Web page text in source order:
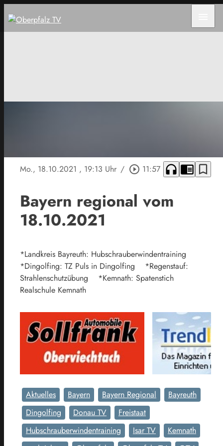
Mo., 18.10.2021 , 19:13 Uhr / play_circle_outline 11:57 headphones chrome_reader_mode bookmark_border
Bayern regional vom
18.10.2021
*Landkreis Bayreuth: Hubschrauberwindentraining
*Dingolfing: TZ Puls in Dingolfing *Regenstauf:
Strahlenschutzübung *Kemnath: Spatenstich
Realschule Kemnath
Aktuelles Bayern Bayern Regional
Bayreuth
Dingolfing
Donau TV
Freistaat
Hubschrauberwindentraining
Isar TV
Kemnath